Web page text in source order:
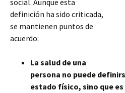
social. Aunque esta
definición ha sido criticada,
se mantienen puntos de
acuerdo:
La salud de una
persona no puede
estado físico, sino que